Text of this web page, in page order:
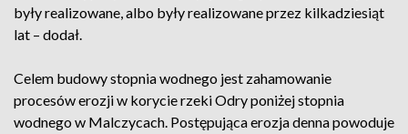
były realizowane, albo były realizowane przez kilkadziesiąt
lat – dodał.
Celem budowy stopnia wodnego jest zahamowanie
procesów erozji w korycie rzeki Odry poniżej stopnia
wodnego w Malczycach. Postępująca erozja denna powoduje